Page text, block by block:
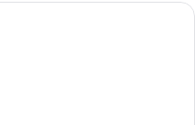
Habitación de hotel con una cama